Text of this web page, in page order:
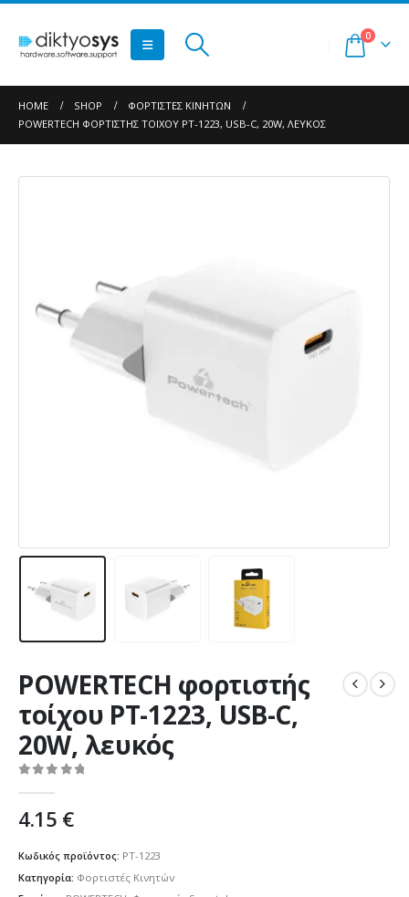
0
HOME SHOP
ΦΟΡΤΙΣΤΈΣ ΚΙΝΗΤΏΝ
POWERTECH ΦΟΡΤΙΣΤΉΣ ΤΟΊΧΟΥ PT-1223, USB-C, 20W, ΛΕΥΚΌΣ
POWERTECH φορτιστής
τοίχου PT-1223, USB-C,
20W, λευκός
4.15 €
Κωδικός προϊόντος: PT-1223
Κατηγορία: Φορτιστές Κινητών